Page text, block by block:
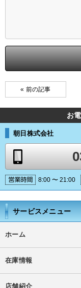
« 前の記事
お
朝日株式会社
8:00 〜 21:00
サービスメニュー
ホーム
在庫情報
店舗紹介